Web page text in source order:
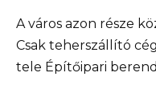
A város azon része
Csak teherszállító
tele Építőipari